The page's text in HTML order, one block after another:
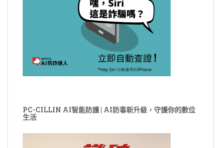
PC-CILLIN AI智能防護 | AI防毒新升級，守護你的數位
生活